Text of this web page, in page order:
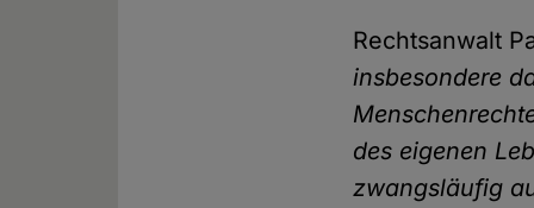
Rechtsanwalt
insbesondere
des eigenen
zwangsläufig